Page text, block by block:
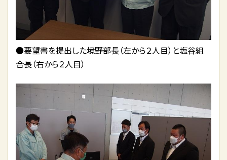
●要望書を提出した境野部長（左から２人目）と塩谷組
合長（右から２人目）